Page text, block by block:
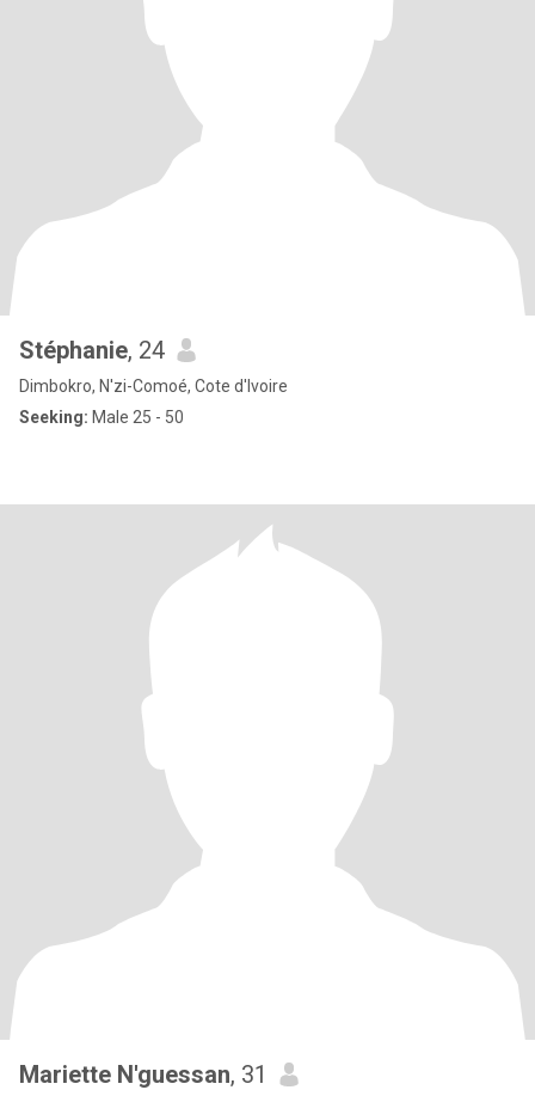
Stéphanie, 24
Dimbokro, N'zi-Comoé, Cote d'Ivoire
Seeking: Male 25 - 50
Mariette N'guessan, 31